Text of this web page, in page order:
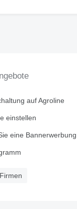
auf Agroline
einstellen
eine Bannerwerbung